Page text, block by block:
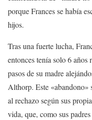
porque Frances se había
hijos.
Tras una fuerte lucha,
entonces tenía solo 6
pasos de su madre
Althorp. Este «abandono»
al rechazo según sus
vida, que, como sus